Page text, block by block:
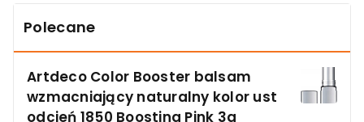
Polecane
Artdeco Color Booster balsam
wzmacniający naturalny kolor ust
odcień 1850 Boosting Pink 3g